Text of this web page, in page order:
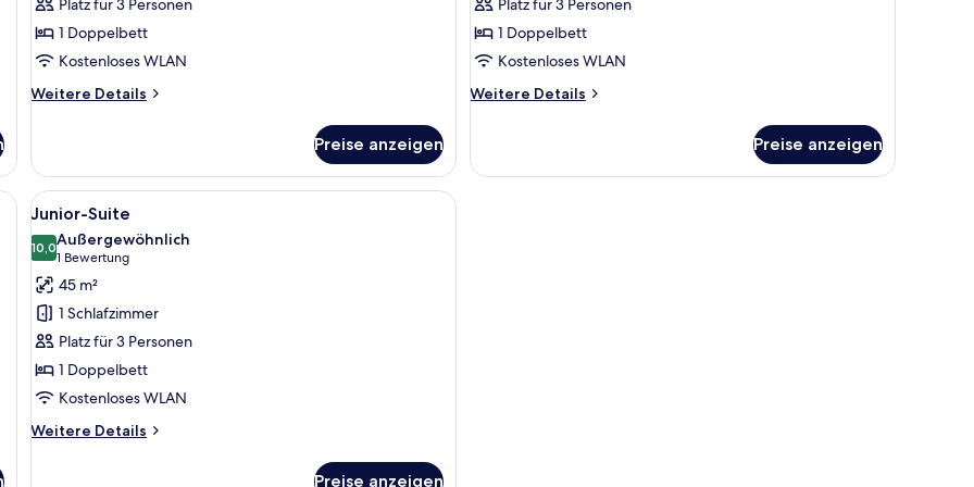
Platz für 3 Personen
1 Doppelbett
Kostenloses WLAN
Weitere Details
Weitere
Zimmer
Preise anzeigen
Platz für 3 Personen
1 Doppelbett
Kostenloses WLAN
Weitere Details
Weitere
Preise anzeigen
Minibar, Zimmersafe
Alle
Fotos
für
Junior-
Suite
anzeigen
Hochwertige Bettwaren, Daunenbettdecken, Minibar, Zimmersafe
6
Junior-Suite
10,010,0 von 10
Außergewöhnlich
1 Bewertung
(1
Bewertung)
45 m²
1 Schlafzimmer
Platz für 3 Personen
1 Doppelbett
Kostenloses WLAN
Weitere Details
Weitere
Preise anzeigen